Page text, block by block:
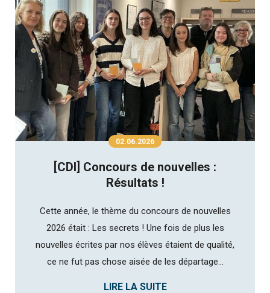
02.06.2026
[CDI] Concours de nouvelles :
Résultats !
Cette année, le thème du concours de nouvelles
2026 était : Les secrets ! Une fois de plus les
nouvelles écrites par nos élèves étaient de qualité,
ce ne fut pas chose aisée de les départage...
LIRE LA SUITE